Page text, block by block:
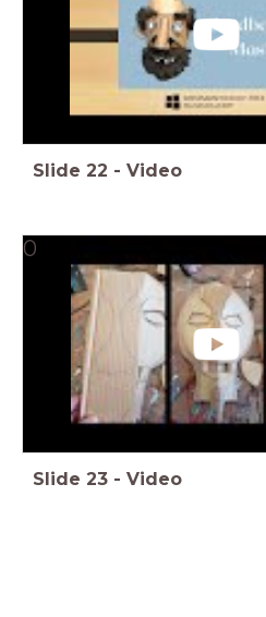
Slide 22 - Video
0
Slide 23 - Video